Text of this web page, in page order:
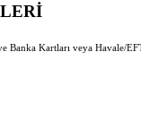
Banka Kartları veya Havale/